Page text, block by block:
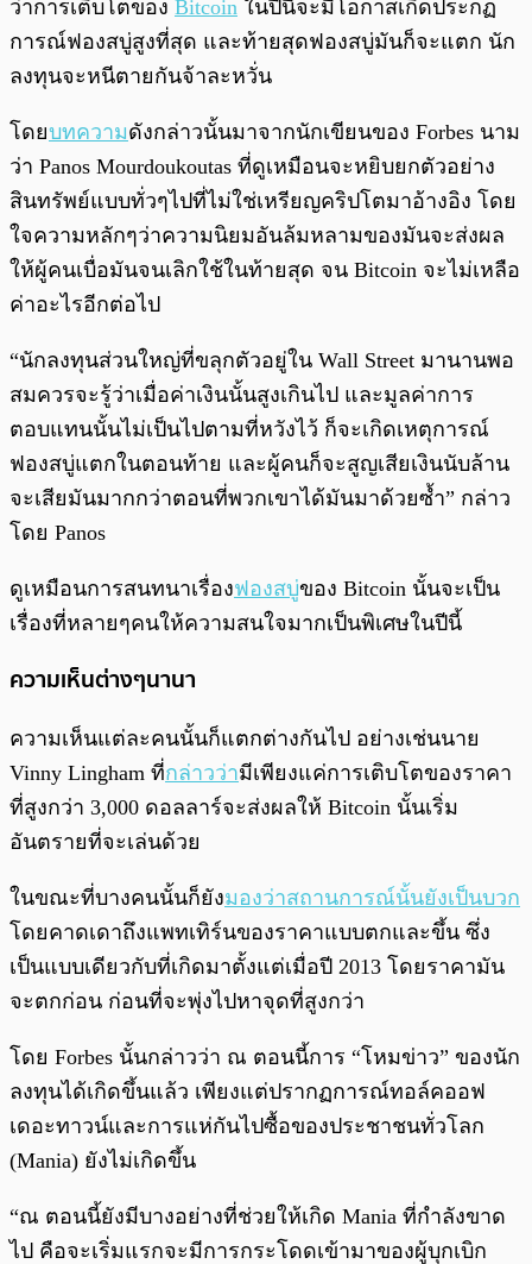
ว่าการเติบโตของ Bitcoin ในปีนี้จะมีโอกาสเกิดประกฏ
การณ์ฟองสบู่สูงที่สุด และท้ายสุดฟองสบู่มันก็จะแตก นัก
ลงทุนจะหนีตายกันจ้าละหวั่น
โดยบทความดังกล่าวนั้นมาจากนักเขียนของ Forbes นาม
ว่า Panos Mourdoukoutas ที่ดูเหมือนจะหยิบยกตัวอย่าง
สินทรัพย์แบบทั่วๆไปที่ไม่ใช่เหรียญคริปโตมาอ้างอิง โดย
ใจความหลักๆว่าความนิยมอันล้มหลามของมันจะส่งผล
ให้ผู้คนเบื่อมันจนเลิกใช้ในท้ายสุด จน Bitcoin จะไม่เหลือ
ค่าอะไรอีกต่อไป
“นักลงทุนส่วนใหญ่ที่ขลุกตัวอยู่ใน Wall Street มานานพอ
สมควรจะรู้ว่าเมื่อค่าเงินนั้นสูงเกินไป และมูลค่าการ
ตอบแทนนั้นไม่เป็นไปตามที่หวังไว้ ก็จะเกิดเหตุการณ์
ฟองสบู่แตกในตอนท้าย และผู้คนก็จะสูญเสียเงินนับล้าน
จะเสียมันมากกว่าตอนที่พวกเขาได้มันมาด้วยซ้ำ” กล่าว
โดย Panos
ดูเหมือนการสนทนาเรื่องฟองสบู่ของ Bitcoin นั้นจะเป็น
เรื่องที่หลายๆคนให้ความสนใจมากเป็นพิเศษในปีนี้
ความเห็นต่างๆนานา
ความเห็นแต่ละคนนั้นก็แตกต่างกันไป อย่างเช่นนาย
Vinny Lingham ที่กล่าวว่ามีเพียงแค่การเติบโตของราคา
ที่สูงกว่า 3,000 ดอลลาร์จะส่งผลให้ Bitcoin นั้นเริ่ม
อันตรายที่จะเล่นด้วย
ในขณะที่บางคนนั้นก็ยังมองว่าสถานการณ์นั้นยังเป็นบวก
โดยคาดเดาถึงแพทเทิร์นของราคาแบบตกและขึ้น ซึ่ง
เป็นแบบเดียวกับที่เกิดมาตั้งแต่เมื่อปี 2013 โดยราคามัน
จะตกก่อน ก่อนที่จะพุ่งไปหาจุดที่สูงกว่า
โดย Forbes นั้นกล่าวว่า ณ ตอนนี้การ “โหมข่าว” ของนัก
ลงทุนได้เกิดขึ้นแล้ว เพียงแต่ปรากฏการณ์ทอล์คออฟ
เดอะทาวน์และการแห่กันไปซื้อของประชาชนทั่วโลก
(Mania) ยังไม่เกิดขึ้น
“ณ ตอนนี้ยังมีบางอย่างที่ช่วยให้เกิด Mania ที่กำลังขาด
ไป คือจะเริ่มแรกจะมีการกระโดดเข้ามาของผู้บุกเบิก